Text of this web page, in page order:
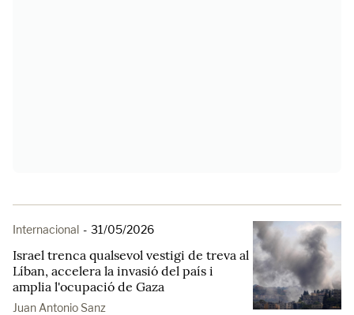
Internacional - 31/05/2026
Israel trenca qualsevol vestigi de treva al
Líban, accelera la invasió del país i
amplia l'ocupació de Gaza
Juan Antonio Sanz